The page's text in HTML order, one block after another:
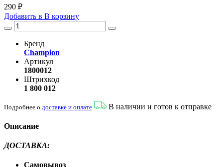
290 ₽
Добавить в В корзину
Бренд
Champion
Артикул
1800012
Штрихкод
1 800 012
Подробнее о доставке и оплате В наличии и готов к отправке
Описание
ДОСТАВКА:
Самовывоз